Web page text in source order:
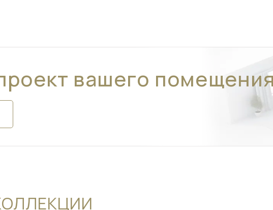
вашего